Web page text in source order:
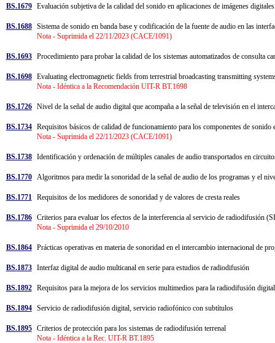
BS.1679 Evaluación subjetiva de la calidad del sonido en aplicaciones de imágenes
BS.1688 Sistema de sonido en banda base y codificación de la fuente de audio en las
Nota - Suprimida el 22/11/2023 (CACE/1091)
BS.1693 Procedimiento para probar la calidad de los sistemas automatizados de consulta
BS.1698 Evaluating electromagnetic fields from terrestrial broadcasting transmitting
Nota - Idéntica a la Recomendación UIT-R BT.1698
BS.1726 Nivel de la señal de audio digital que acompaña a la señal de televisión en el
BS.1734 Requisitos básicos de calidad de funcionamiento para los componentes de
Nota - Suprimida el 22/11/2023 (CACE/1091)
BS.1738 Identificación y ordenación de múltiples canales de audio transportados en
BS.1770 Algoritmos para medir la sonoridad de la señal de audio de los programas y el
BS.1771 Requisitos de los medidores de sonoridad y de valores de cresta reales
BS.1786 Criterios para evaluar los efectos de la interferencia al servicio de radiodifusión
Nota - Suprimida el 29/10/2010
BS.1864 Prácticas operativas en materia de sonoridad en el intercambio internacional de
BS.1873 Interfaz digital de audio multicanal en serie para estudios de radiodifusión
BS.1892 Requisitos para la mejora de los servicios multimedios para la radiodifusión
BS.1894 Servicio de radiodifusión digital, servicio radiofónico con subtítulos
BS.1895 Criterios de protección para los sistemas de radiodifusión terrenal
Nota - Idéntica a la Rec. UIT-R BT.1895